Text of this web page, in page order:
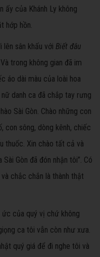
ấy của Khánh Ly không
hớp hồn.
lên sân khấu với Biết đâu
trong không gian đã im
áo dài màu của loài hoa
danh ca đã chắp tay rưng
Sài Gòn. Chào những con
con sông, dòng kênh, chiếc
thuốc. Xin chào tất cả và
Gòn đã đón nhận tôi”. Có
chắc chắn là thành thật
của quý vị chứ không
ca tôi vẫn còn như xưa.
quý giá để đi nghe tôi và